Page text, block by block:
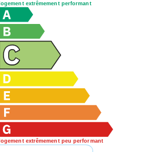
logement extrêmement performant
logement extrêmement peu performant